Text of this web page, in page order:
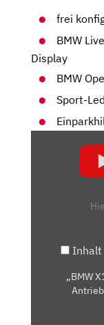
frei
BMW
Display
BMW
Sport-
WELCHER
ANTRIEB
Inhalt
„BMW